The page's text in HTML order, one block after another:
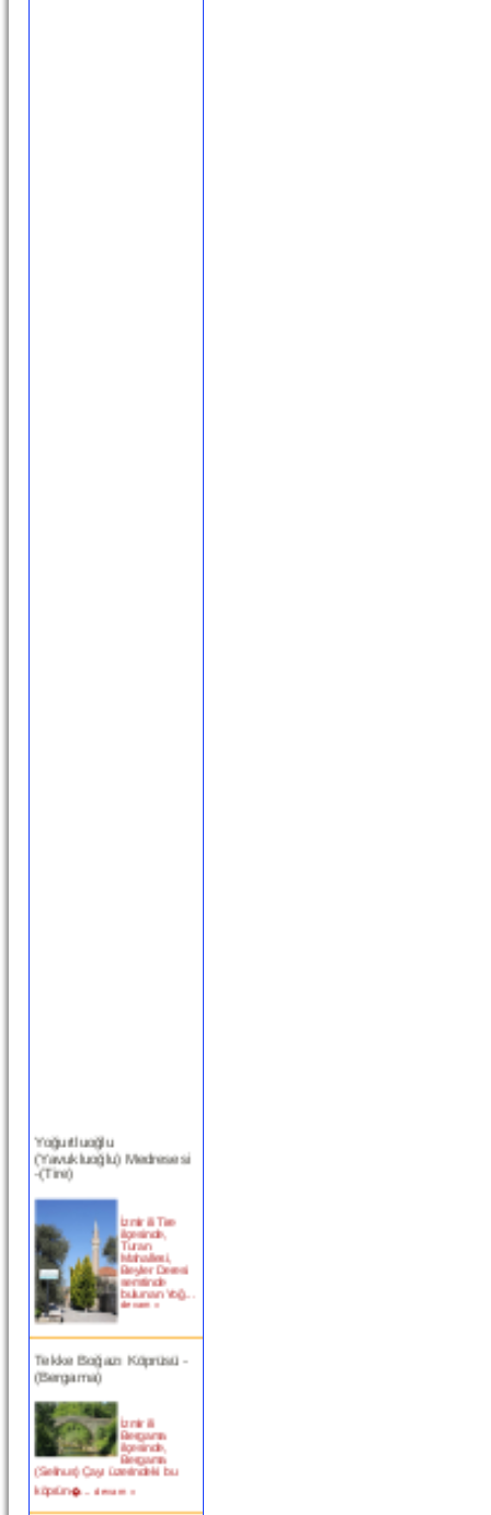
(Yavukluoğlu) Medresesi
-(Tire)
ilçesinde,
Turan
Mahallesi,
Beyler Deresi
semtinde
bulunan Yoğ...
devam »
(Bergama)
Bergama
ilçesinde,
Bergama
(Selinus) Çayı üzerindeki bu
köprün�... devam »